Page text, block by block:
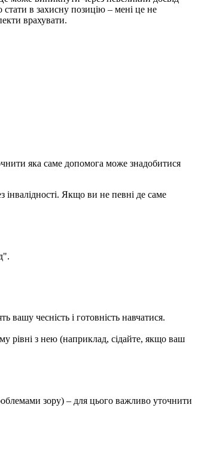
в захисну позицію – мені це не
врахувати.
яка саме допомога може знадобитися
Якщо ви не певні де саме
чесність і готовність навчатися.
рівні з нею (наприклад, сідайте, якщо ваш
зору) – для цього важливо уточнити